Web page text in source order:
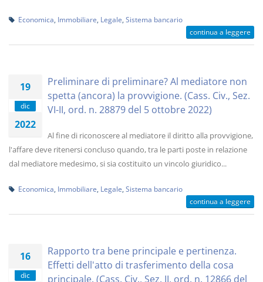
Economica Immobiliare Legale Sistema bancario
continua a leggere
19
dic
2022
Preliminare di preliminare? Al mediatore non
spetta (ancora) la provvigione. (Cass. Civ., Sez.
VI-II, ord. n. 28879 del 5 ottobre 2022)
Al fine di riconoscere al mediatore il diritto alla provvigione,
l'affare deve ritenersi concluso quando, tra le parti poste in relazione
dal mediatore medesimo, si sia costituito un vincolo giuridico...
Economica Immobiliare Legale Sistema bancario
continua a leggere
16
dic
Rapporto tra bene principale e pertinenza.
Effetti dell'atto di trasferimento della cosa
principale. (Cass. Civ., Sez. II, ord. n. 12866 del